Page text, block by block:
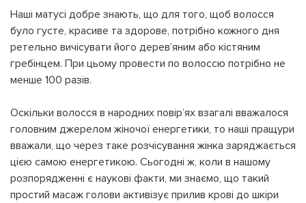
Наші матусі добре знають, що для того, щоб волосся
було густе, красиве та здорове, потрібно кожного дня
ретельно вичісувати його дерев’яним або кістяним
гребінцем. При цьому провести по волоссю потрібно не
менше 100 разів.
Оскільки волосся в народних повір’ях взагалі вважалося
головним джерелом жіночої енергетики, то наші пращури
вважали, що через таке розчісування жінка заряджається
цією самою енергетикою. Сьогодні ж, коли в нашому
розпорядженні є наукові факти, ми знаємо, що такий
простий масаж голови активізує прилив крові до шкіри